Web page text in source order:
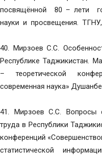
посвящённой 80 – лети
науки и просвещения.
40. Мирзоев С.С.
Республике Таджикистан.
– теоретической
современная наука»
41. Мирзоев С.С. Вопросы
труда в Республики
конференций
статистической